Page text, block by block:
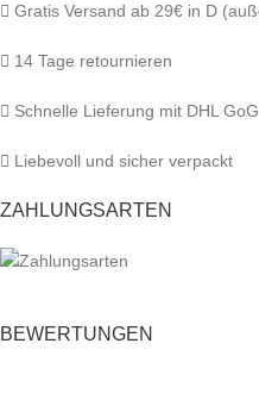
Gratis Versand ab 29€ in D
14 Tage retournieren
Schnelle Lieferung mit DHL
Liebevoll und sicher verpackt
ZAHLUNGSARTEN
BEWERTUNGEN